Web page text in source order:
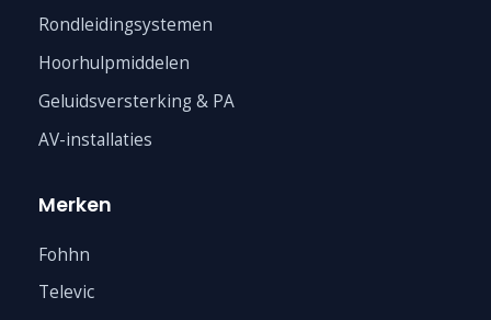
Rondleidingsystemen
Hoorhulpmiddelen
Geluidsversterking & PA
AV-installaties
Merken
Fohhn
Televic